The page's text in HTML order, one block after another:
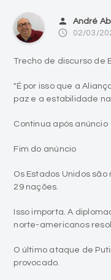
person André
access_time 02/03/
Trecho de discurso de
"É por isso que a
paz e a estabilidade na
Continua após anúncio
Fim do anúncio
Os Estados Unidos
29 nações.
Isso importa. A
norte-americanos
O último ataque de
provocado.